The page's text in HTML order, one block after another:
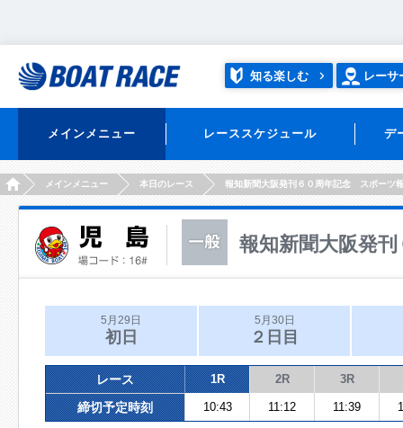
知る楽しむ レーサ
メインメニュー レーススケジュール デ
HOMEメインメニュー 本日のレース 報知新聞大阪発刊６０周年記念 スポーツ
報知新聞大阪発
5月29日
初日
5月30日
２日目
レース 1R 2R 3R
締切予定時刻 10:43 11:12 11:39